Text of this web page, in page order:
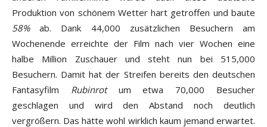
Produktion von schönem Wetter hart getroffen und baute
58%ab. Dank 44,000 zusätzlichen Besuchern am
Wochenende erreichte der Film nach vier Wochen eine
halbe Million Zuschauer und steht nun bei 515,000
Besuchern. Damit hat der Streifen bereits den deutschen
Fantasyfilm Rubinrotum etwa 70,000 Besucher
geschlagen und wird den Abstand noch deutlich
vergrößern. Das hätte wohl wirklich kaum jemand erwartet.